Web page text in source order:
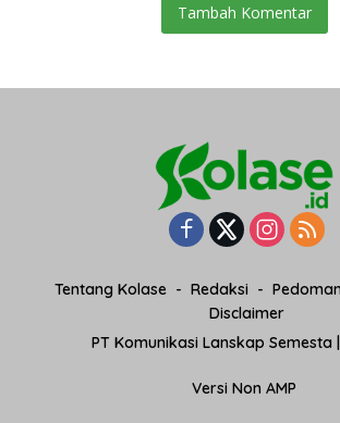
Tambah Komentar
Tentang Kolase Redaksi
Disclaimer
PT Komunikasi Lanskap Semesta
Versi Non AMP